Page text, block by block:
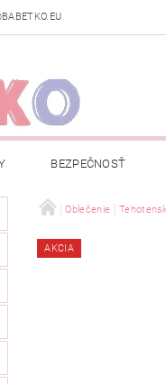
BEZPEČNOSŤ
ŠANCA
MOJA OBJEDNÁVKA
Oblečenie
AKCIA